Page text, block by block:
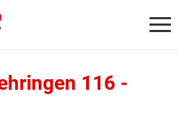
116 -
suchen?